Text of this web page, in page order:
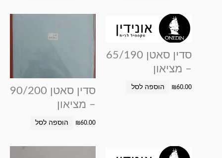
סדין סאטן 65/190
– מציאון
₪60.00 הוספה לסל
סדין סאטן 90/200
– מציאון
₪60.00 הוספה לסל